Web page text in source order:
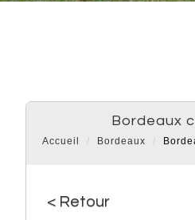
bordeaux
Accueil Bordeaux
< Retour